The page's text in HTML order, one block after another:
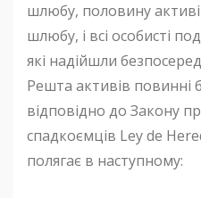
шлюбу, половину
шлюбу, і всі особисті
які надійшли
Решта активів повинні
відповідно до Закону
спадкоємців Ley de
полягає в наступному: